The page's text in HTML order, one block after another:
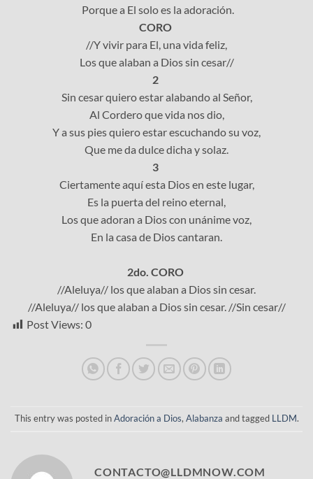
Porque a El solo es la adoración.
CORO
//Y vivir para El, una vida feliz,
Los que alaban a Dios sin cesar//
2
Sin cesar quiero estar alabando al Señor,
Al Cordero que vida nos dio,
Y a sus pies quiero estar escuchando su voz,
Que me da dulce dicha y solaz.
3
Ciertamente aquí esta Dios en este lugar,
Es la puerta del reino eternal,
Los que adoran a Dios con unánime voz,
En la casa de Dios cantaran.
2do. CORO
//Aleluya// los que alaban a Dios sin cesar.
//Aleluya// los que alaban a Dios sin cesar. //Sin cesar//
Post Views: 0
This entry was posted inAdoración a Dios, Alabanza and tagged LLDM.
CONTACTO@LLDMNOW.COM